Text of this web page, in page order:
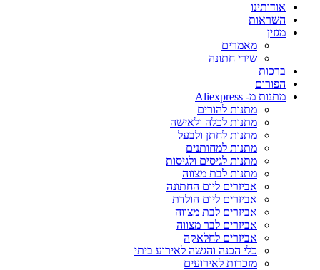
אודותינו
השראות
מגזין
מאמרים
שירי חתונה
ברכות
הפורום
מתנות מ- Aliexpress
מתנות להורים
מתנות לכלה ולאישה
מתנות לחתן ולבעל
מתנות למחותנים
מתנות לגיסים ולגיסות
מתנות לבת מצווה
אביזרים ליום החתונה
אביזרים ליום הולדת
אביזרים לבת מצווה
אביזרים לבר מצווה
אביזרים לחלאקה
כלי הכנה והגשה לאירוע ביתי
מזכרות לאירועים